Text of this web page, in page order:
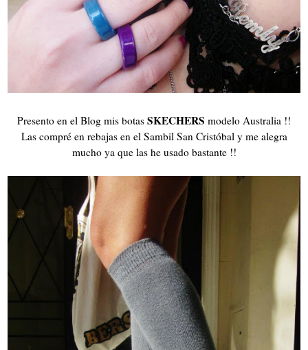
Presento en el Blog mis botas SKECHERS modelo Australia !!
Las compré en rebajas en el Sambil San Cristóbal y me alegra
mucho ya que las he usado bastante !!